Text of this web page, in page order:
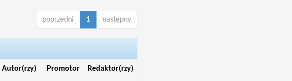
poprzedni 1 następny
Autor(rzy) Promotor Redaktor(rzy)